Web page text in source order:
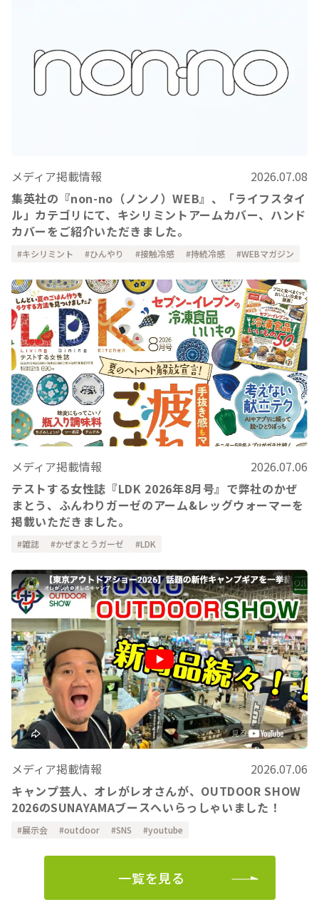
メディア掲載情報
2026.07.08
集英社の『non-no（ノンノ）WEB』、「ライフスタイ
ル」カテゴリにて、キシリミントアームカバー、ハンド
カバーをご紹介いただきました。
キシリミント ひんやり 接触冷感 持続冷感 WEBマガジン
メディア掲載情報
2026.07.06
テストする女性誌『LDK 2026年8月号』で弊社のかぜ
まとう、ふんわりガーゼのアーム&レッグウォーマーを
掲載いただきました。
雑誌 かぜまとうガーゼ LDK
メディア掲載情報
2026.07.06
キャンプ芸人、オレがレオさんが、OUTDOOR SHOW
2026のSUNAYAMAブースへいらっしゃいました！
展示会 outdoor SNS youtube
一覧を見る